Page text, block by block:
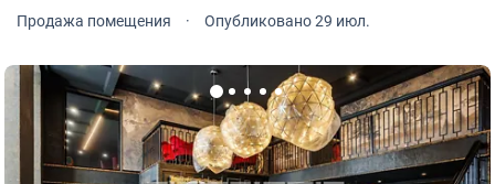
1913 года постройки из керамического кирпича.
Продажа помещения · Опубликовано 29 июл.